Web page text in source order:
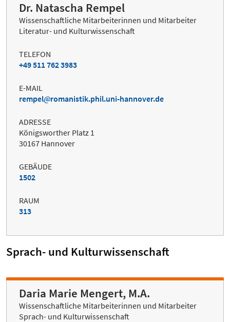
Dr. Natascha Rempel
Wissenschaftliche Mitarbeiterinnen und Mitarbeiter
Literatur- und Kulturwissenschaft
TELEFON
+49 511 762 3983
E-MAIL
rempel
romanistik.phil.uni-hannover.de
ADRESSE
Königsworther Platz 1
30167 Hannover
GEBÄUDE
1502
RAUM
313
Sprach- und Kulturwissenschaft
Daria Marie Mengert, M.A.
Wissenschaftliche Mitarbeiterinnen und Mitarbeiter
Sprach- und Kulturwissenschaft